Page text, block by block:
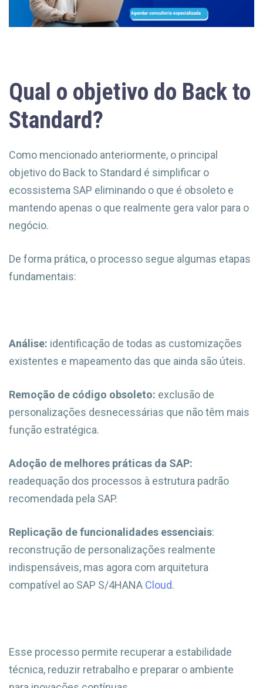
Qual o objetivo do Back to
Standard?
Como mencionado anteriormente, o principal
objetivo do Back to Standard é simplificar o
ecossistema SAP eliminando o que é obsoleto e
mantendo apenas o que realmente gera valor para o
negócio.
De forma prática, o processo segue algumas etapas
fundamentais:
Análise: identificação de todas as customizações
existentes e mapeamento das que ainda são úteis.
Remoção de código obsoleto: exclusão de
personalizações desnecessárias que não têm mais
função estratégica.
Adoção de melhores práticas da SAP:
readequação dos processos à estrutura padrão
recomendada pela SAP.
Replicação de funcionalidades essenciais:
reconstrução de personalizações realmente
indispensáveis, mas agora com arquitetura
compatível ao SAP S/4HANA Cloud.
Esse processo permite recuperar a estabilidade
técnica, reduzir retrabalho e preparar o ambiente